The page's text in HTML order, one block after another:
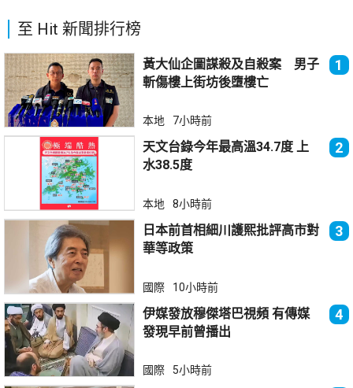
至 Hit 新聞排行榜
黃大仙企圖謀殺及自殺案 男子
斬傷樓上街坊後墮樓亡
1
本地 7小時前
天文台錄今年最高溫34.7度 上
水38.5度
2
本地 8小時前
日本前首相細川護熙批評高市對
華等政策
3
國際 10小時前
伊媒發放穆傑塔巴視頻 有傳媒
發現早前曾播出
4
國際 5小時前